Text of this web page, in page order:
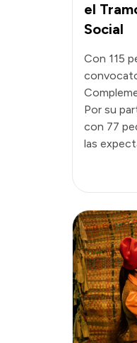
el
Social
Con 115
Por su
con 77
las